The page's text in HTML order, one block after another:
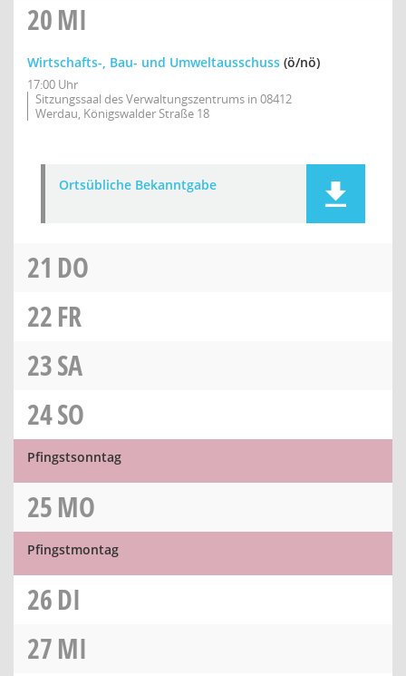
20MI
Wirtschafts-, Bau- und Umweltausschuss (ö/nö)
17:00 Uhr
Sitzungssaal des Verwaltungszentrums in 08412
Werdau, Königswalder Straße 18
Ortsübliche Bekanntgabe
21 DO
22FR
23SA
24SO
Pfingstsonntag
25MO
Pfingstmontag
26DI
27MI